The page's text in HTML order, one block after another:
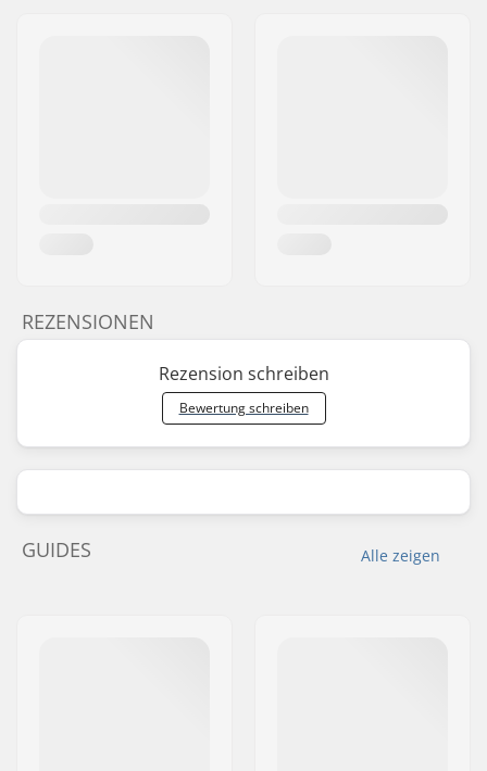
REZENSIONEN
Rezension schreiben
Bewertung schreiben
Alle zeigen
GUIDES